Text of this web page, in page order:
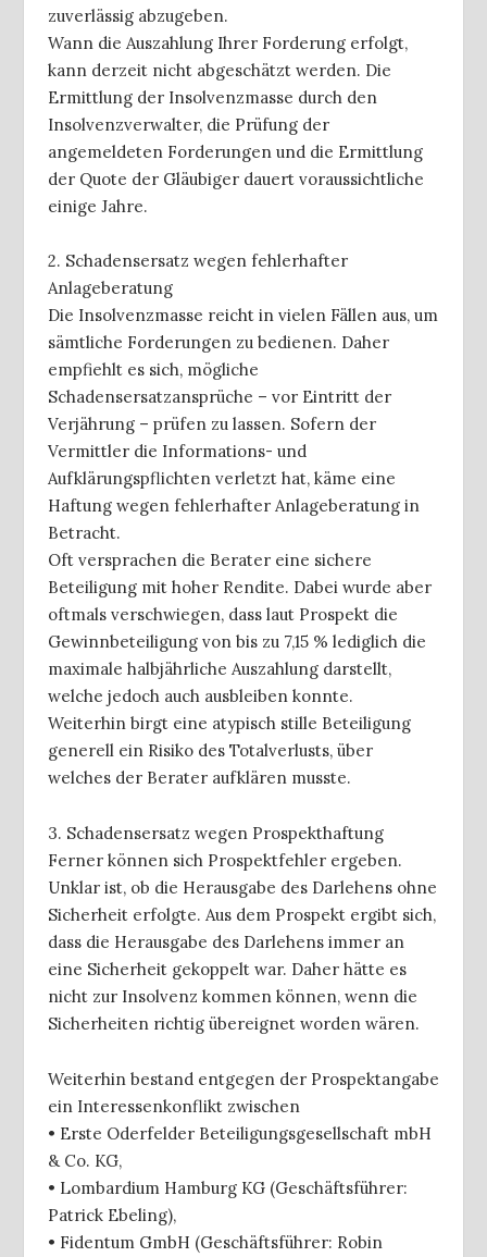
zuverlässig abzugeben.
Wann die Auszahlung Ihrer Forderung erfolgt,
kann derzeit nicht abgeschätzt werden. Die
Ermittlung der Insolvenzmasse durch den
Insolvenzverwalter, die Prüfung der
angemeldeten Forderungen und die Ermittlung
der Quote der Gläubiger dauert voraussichtliche
einige Jahre.
2. Schadensersatz wegen fehlerhafter
Anlageberatung
Die Insolvenzmasse reicht in vielen Fällen aus, um
sämtliche Forderungen zu bedienen. Daher
empfiehlt es sich, mögliche
Schadensersatzansprüche – vor Eintritt der
Verjährung – prüfen zu lassen. Sofern der
Vermittler die Informations- und
Aufklärungspflichten verletzt hat, käme eine
Haftung wegen fehlerhafter Anlageberatung in
Betracht.
Oft versprachen die Berater eine sichere
Beteiligung mit hoher Rendite. Dabei wurde aber
oftmals verschwiegen, dass laut Prospekt die
Gewinnbeteiligung von bis zu 7,15 % lediglich die
maximale halbjährliche Auszahlung darstellt,
welche jedoch auch ausbleiben konnte.
Weiterhin birgt eine atypisch stille Beteiligung
generell ein Risiko des Totalverlusts, über
welches der Berater aufklären musste.
3. Schadensersatz wegen Prospekthaftung
Ferner können sich Prospektfehler ergeben.
Unklar ist, ob die Herausgabe des Darlehens ohne
Sicherheit erfolgte. Aus dem Prospekt ergibt sich,
dass die Herausgabe des Darlehens immer an
eine Sicherheit gekoppelt war. Daher hätte es
nicht zur Insolvenz kommen können, wenn die
Sicherheiten richtig übereignet worden wären.
Weiterhin bestand entgegen der Prospektangabe
ein Interessenkonflikt zwischen
• Erste Oderfelder Beteiligungsgesellschaft mbH
& Co. KG,
• Lombardium Hamburg KG (Geschäftsführer:
Patrick Ebeling),
• Fidentum GmbH (Geschäftsführer: Robin